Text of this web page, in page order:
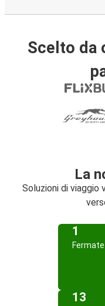
Scelto da
La
Soluzioni di viaggio
1
13